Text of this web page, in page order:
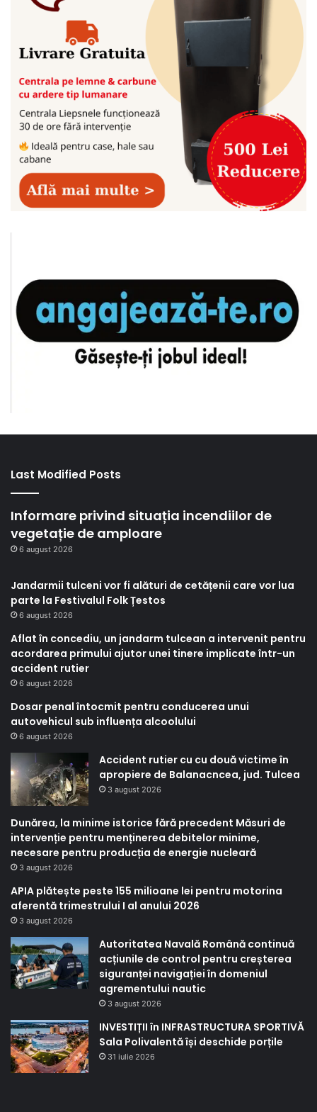
Last Modified Posts
Informare privind situația incendiilor de
vegetație de amploare
6 august 2026
Jandarmii tulceni vor fi alături de cetățenii care vor lua
parte la Festivalul Folk Țestos
6 august 2026
Aflat în concediu, un jandarm tulcean a intervenit pentru
acordarea primului ajutor unei tinere implicate într-un
accident rutier
6 august 2026
Dosar penal întocmit pentru conducerea unui
autovehicul sub influența alcoolului
6 august 2026
Accident rutier cu cu două victime în
apropiere de Balanacncea, jud. Tulcea
3 august 2026
Dunărea, la minime istorice fără precedent Măsuri de
intervenție pentru menținerea debitelor minime,
necesare pentru producția de energie nucleară
3 august 2026
APIA plătește peste 155 milioane lei pentru motorina
aferentă trimestrului I al anului 2026
3 august 2026
Autoritatea Navală Română continuă
acțiunile de control pentru creșterea
siguranței navigației în domeniul
agrementului nautic
3 august 2026
INVESTIȚII în INFRASTRUCTURA SPORTIVĂ
Sala Polivalentă își deschide porțile
31 iulie 2026